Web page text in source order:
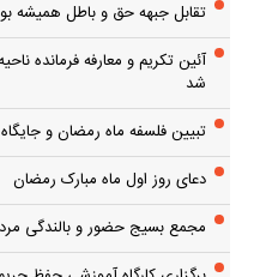
تقابل جبهه حق و باطل همیشه
آئین تکریم و معارفه فرمانده
شد
تبیین فلسفه ماه رمضان و
دعای روز اول ماه مبارک رمضان
مجمع بسیج حضور و بالندگی